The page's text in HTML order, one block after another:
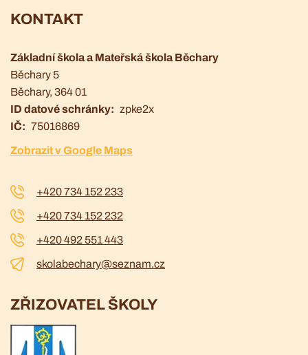
KONTAKT
Základní škola a Mateřská škola Běchary
Běchary 5
Běchary, 364 01
ID datové schránky
zpke2x
IČ
75016869
Zobrazit v Google Maps
+420 734 152 233
+420 734 152 232
+420 492 551 443
skolabechary@seznam.cz
ZŘIZOVATEL ŠKOLY